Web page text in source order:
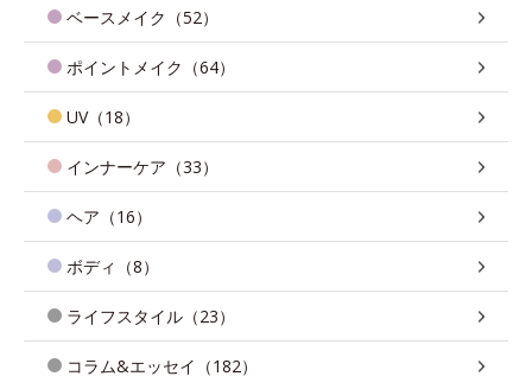
ベースメイク（52）
ポイントメイク（64）
UV（18）
インナーケア（33）
ヘア（16）
ボディ（8）
ライフスタイル（23）
コラム&エッセイ（182）